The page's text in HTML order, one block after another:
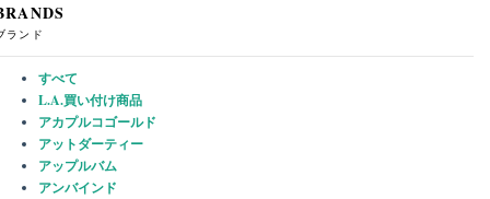
ランド
すべて
L.A.買い付け商品
アカプルコゴールド
アットダーティー
アップルバム
アンバインド